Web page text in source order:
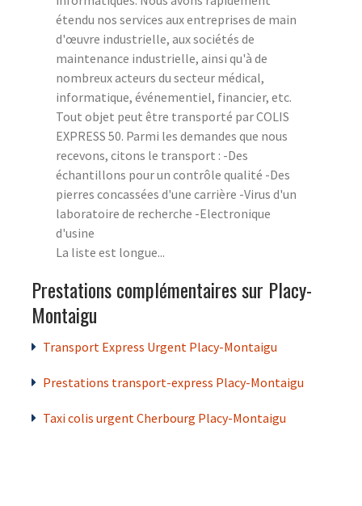
étendu nos services aux entreprises de main
d'œuvre industrielle, aux sociétés de
maintenance industrielle, ainsi qu'à de
nombreux acteurs du secteur médical,
informatique, événementiel, financier, etc.
Tout objet peut être transporté par COLIS
EXPRESS 50. Parmi les demandes que nous
recevons, citons le transport : -Des
échantillons pour un contrôle qualité -Des
pierres concassées d'une carrière -Virus d'un
laboratoire de recherche -Electronique
d'usine
La liste est longue...
Prestations complémentaires sur Placy-
Montaigu
Transport Express Urgent Placy-Montaigu
Prestations transport-express Placy-Montaigu
Taxi colis urgent Cherbourg Placy-Montaigu